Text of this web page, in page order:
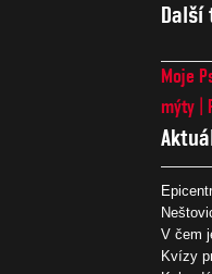
Další
Moje
mýty
V čem
Kvízy